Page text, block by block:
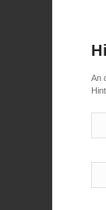
An